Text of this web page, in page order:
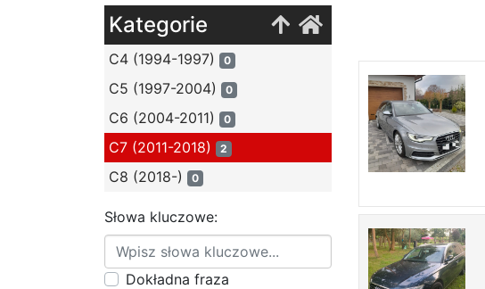
Kategorie
C4 (1994-1997) 0
C5 (1997-2004) 0
C6 (2004-2011) 0
C7 (2011-2018) 2
C8 (2018-) 0
Słowa kluczowe:
Dokładna fraza